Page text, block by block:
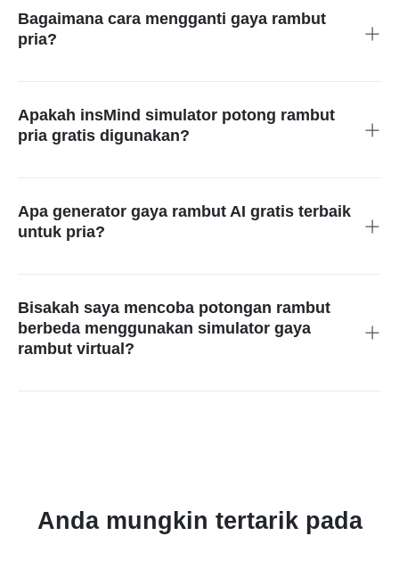
Bagaimana cara mengganti gaya rambut
pria?
variasi warna sebelum memesan layanan profesional.
Apakah insMind simulator potong rambut
pria gratis digunakan?
Apa generator gaya rambut AI gratis terbaik
untuk pria?
tinggi dengan berbagai pilihan model.
Bisakah saya mencoba potongan rambut
berbeda menggunakan simulator gaya
rambut virtual?
Anda mungkin tertarik pada